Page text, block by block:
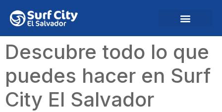
Descubre todo lo que
puedes hacer en Surf
City El Salvador